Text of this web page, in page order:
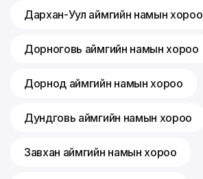
Дархан-Уул аймгийн намын хороо
Дорноговь аймгийн намын хороо
Дорнод аймгийн намын хороо
Дундговь аймгийн намын хороо
Завхан аймгийн намын хороо